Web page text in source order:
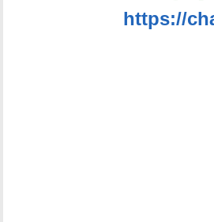
https://